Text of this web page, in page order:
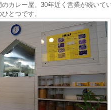
カレー屋。30年近く営業が続いて
とつです。